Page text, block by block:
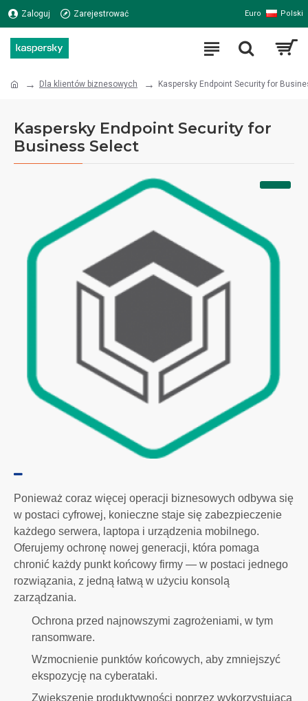
Zaloguj Zarejestrować Euro Polski
Dla klientów biznesowych Kaspersky Endpoint Security for
Kaspersky Endpoint Security for
Business Select
Ponieważ coraz więcej operacji biznesowych odbywa się
w postaci cyfrowej, konieczne staje się zabezpieczenie
każdego serwera, laptopa i urządzenia mobilnego.
Oferujemy ochronę nowej generacji, która pomaga
chronić każdy punkt końcowy firmy — w postaci jednego
rozwiązania, z jedną łatwą w użyciu konsolą
zarządzania.
Ochrona przed najnowszymi zagrożeniami, w tym
ransomware.
Wzmocnienie punktów końcowych, aby zmniejszyć
ekspozycję na cyberataki.
Zwiększenie produktywności poprzez wykorzystującą